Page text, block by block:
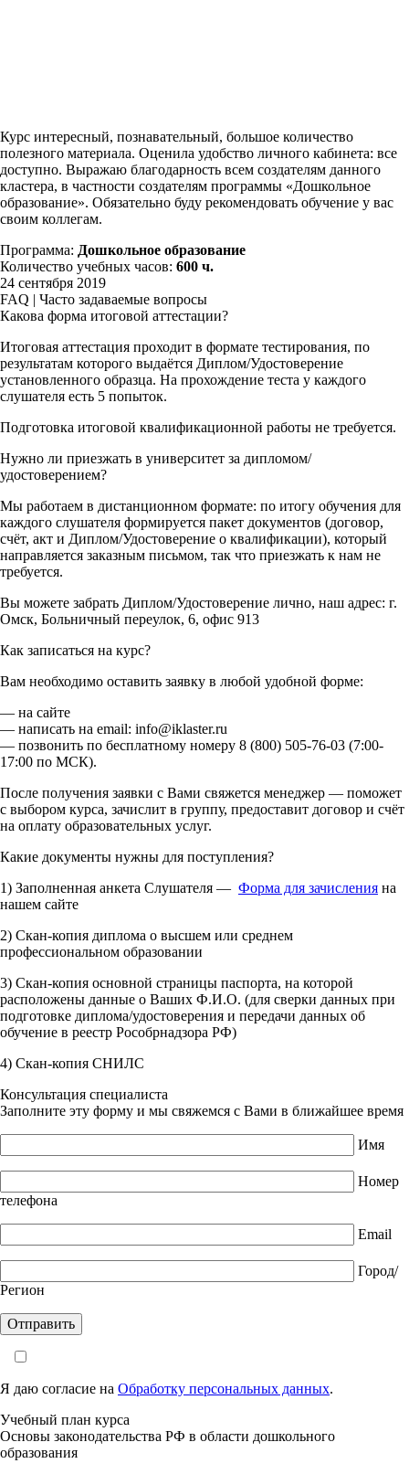
Курс интересный, познавательный, большое количество
полезного материала. Оценила удобство личного кабинета: все
доступно. Выражаю благодарность всем создателям данного
кластера, в частности создателям программы «Дошкольное
образование». Обязательно буду рекомендовать обучение у вас
своим коллегам.
Программа: Дошкольное образование
Количество учебных часов: 600 ч.
24 сентября 2019
FAQ | Часто задаваемые вопросы
Какова форма итоговой аттестации?
Итоговая аттестация проходит в формате тестирования, по
результатам которого выдаётся Диплом/Удостоверение
установленного образца. На прохождение теста у каждого
слушателя есть 5 попыток.
Подготовка итоговой квалификационной работы не требуется.
Нужно ли приезжать в университет за дипломом/
удостоверением?
Мы работаем в дистанционном формате: по итогу обучения для
каждого слушателя формируется пакет документов (договор,
счёт, акт и Диплом/Удостоверение о квалификации), который
направляется заказным письмом, так что приезжать к нам не
требуется.
Вы можете забрать Диплом/Удостоверение лично, наш адрес: г.
Омск, Больничный переулок, 6, офис 913
Как записаться на курс?
Вам необходимо оставить заявку в любой удобной форме:
— на сайте
— написать на email: info@iklaster.ru
— позвонить по бесплатному номеру 8 (800) 505-76-03 (7:00-
17:00 по МСК).
После получения заявки с Вами свяжется менеджер — поможет
с выбором курса, зачислит в группу, предоставит договор и счёт
на оплату образовательных услуг.
Какие документы нужны для поступления?
1) Заполненная анкета Слушателя — Форма для зачисления на
нашем сайте
2) Скан-копия диплома о высшем или среднем
профессиональном образовании
3) Скан-копия основной страницы паспорта, на которой
расположены данные о Ваших Ф.И.О. (для сверки данных при
подготовке диплома/удостоверения и передачи данных об
обучение в реестр Рособрнадзора РФ)
4) Скан-копия СНИЛС
Консультация специалиста
Заполните эту форму и мы свяжемся с Вами в ближайшее время
Имя
Номер
телефона
Email
Город/
Регион
Я даю согласие на Обработку персональных данных.
Учебный план курса
Основы законодательства РФ в области дошкольного
образования